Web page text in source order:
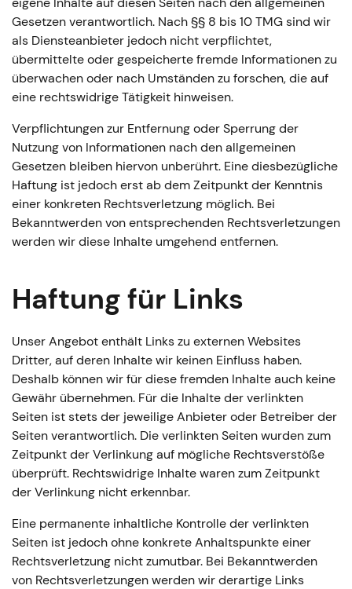
Gesetzen verantwortlich. Nach §§ 8 bis 10 TMG sind wir
als Diensteanbieter jedoch nicht verpflichtet,
übermittelte oder gespeicherte fremde Informationen zu
überwachen oder nach Umständen zu forschen, die auf
eine rechtswidrige Tätigkeit hinweisen.
Verpflichtungen zur Entfernung oder Sperrung der
Nutzung von Informationen nach den allgemeinen
Gesetzen bleiben hiervon unberührt. Eine diesbezügliche
Haftung ist jedoch erst ab dem Zeitpunkt der Kenntnis
einer konkreten Rechtsverletzung möglich. Bei
Bekanntwerden von entsprechenden Rechtsverletzungen
werden wir diese Inhalte umgehend entfernen.
Haftung für Links
Unser Angebot enthält Links zu externen Websites
Dritter, auf deren Inhalte wir keinen Einfluss haben.
Deshalb können wir für diese fremden Inhalte auch keine
Gewähr übernehmen. Für die Inhalte der verlinkten
Seiten ist stets der jeweilige Anbieter oder Betreiber der
Seiten verantwortlich. Die verlinkten Seiten wurden zum
Zeitpunkt der Verlinkung auf mögliche Rechtsverstöße
überprüft. Rechtswidrige Inhalte waren zum Zeitpunkt
der Verlinkung nicht erkennbar.
Eine permanente inhaltliche Kontrolle der verlinkten
Seiten ist jedoch ohne konkrete Anhaltspunkte einer
Rechtsverletzung nicht zumutbar. Bei Bekanntwerden
von Rechtsverletzungen werden wir derartige Links